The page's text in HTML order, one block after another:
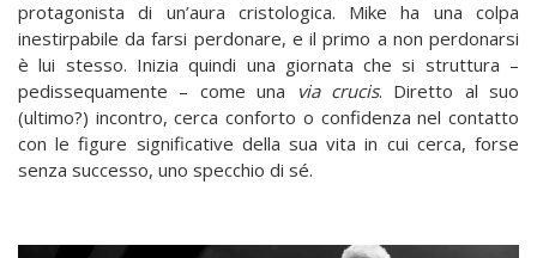
protagonista di un’aura cristologica. Mike ha una colpa
inestirpabile da farsi perdonare, e il primo a non perdonarsi
è lui stesso. Inizia quindi una giornata che si struttura –
pedissequamente – come una
via crucis. Diretto al suo
(ultimo?) incontro, cerca conforto o confidenza nel contatto
con le figure significative della sua vita in cui cerca, forse
senza successo, uno specchio di sé.